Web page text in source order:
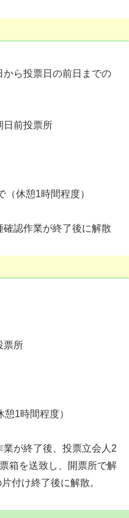
ら投票日の前日までの
日前投票所
休憩1時間程度）
認作業が終了後に解散
票所
1時間程度）
が終了後、投票立会人2
箱を送致し、開票所で解
付け終了後に解散。